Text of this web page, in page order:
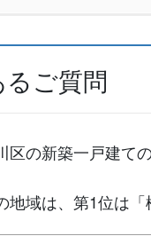
ご質問
区の新築一戸建て
地域は、第1位は